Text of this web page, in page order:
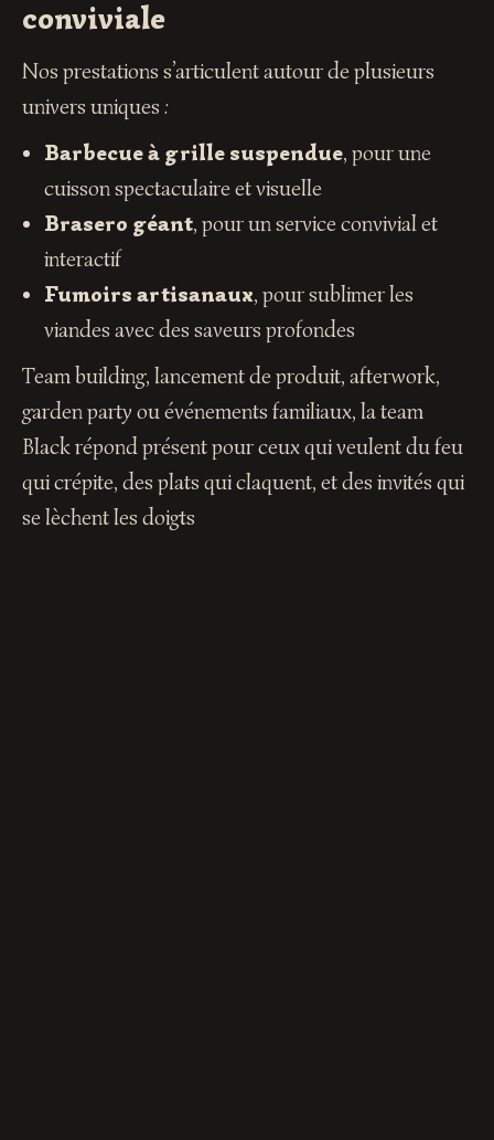
conviviale
Nos prestations s’articulent autour de plusieurs
univers uniques :
Barbecue à grille suspendue, pour une
cuisson spectaculaire et visuelle
Brasero géant, pour un service convivial et
interactif
Fumoirs artisanaux, pour sublimer les
viandes avec des saveurs profondes
Team building, lancement de produit, afterwork,
garden party ou événements familiaux, la team
Black répond présent pour ceux qui veulent du feu
qui crépite, des plats qui claquent, et des invités qui
se lèchent les doigts